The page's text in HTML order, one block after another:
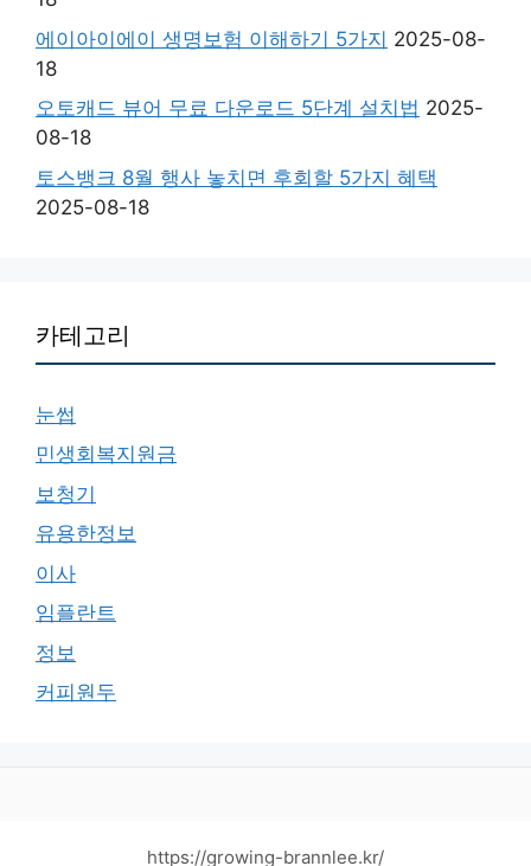
에이아이에이 생명보험 이해하기 5가지 2025-08-
18
오토캐드 뷰어 무료 다운로드 5단계 설치법 2025-
08-18
토스뱅크 8월 행사 놓치면 후회할 5가지 혜택
2025-08-18
카테고리
눈썹
민생회복지원금
보청기
유용한정보
이사
임플란트
정보
커피원두
https://growing-brannlee.kr/